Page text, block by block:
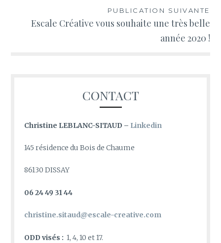
PUBLICATION SUIVANTE
Escale Créative vous souhaite une très belle
année 2020 !
CONTACT
Christine LEBLANC-SITAUD – Linkedin
145 résidence du Bois de Chaume
86130 DISSAY
06 24 49 31 44
christine.sitaud@escale-creative.com
ODD visés : 1, 4, 10 et 17.